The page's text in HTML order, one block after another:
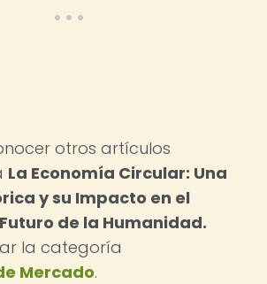
otros artículos
La Economía Circular: Una
y su Impacto en el
de la Humanidad.
la categoría
Mercado.